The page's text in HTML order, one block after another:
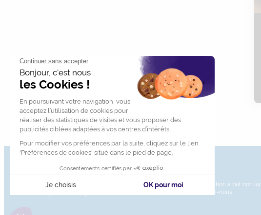
© 2026, Établissement d’enseignement supérieur technique privé, Association à but non
Contactez-nous